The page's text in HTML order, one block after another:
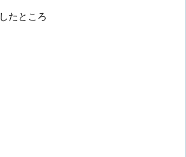
たところ